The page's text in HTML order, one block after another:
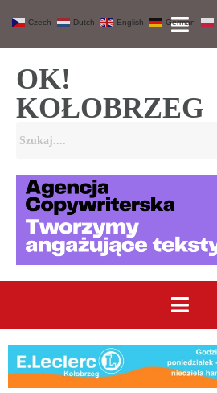
OK!
KOŁOBRZEG
Czech Dutch English German